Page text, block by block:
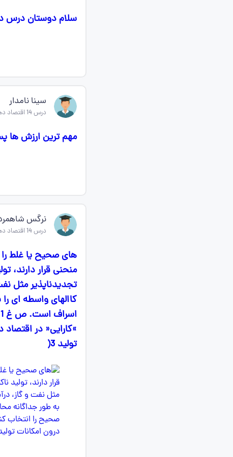
سلام دوستان درس
سینا نامدار
درس 14 اقتصاد دهم
مهم ترین ارزش ها
نرگس
درس 14 اقتصاد دهم
های صحیح یا غلط
منحنی قرار دارند،
تجدیدناپذیر مثل
کاالهای واسطه ای
تولید 3(